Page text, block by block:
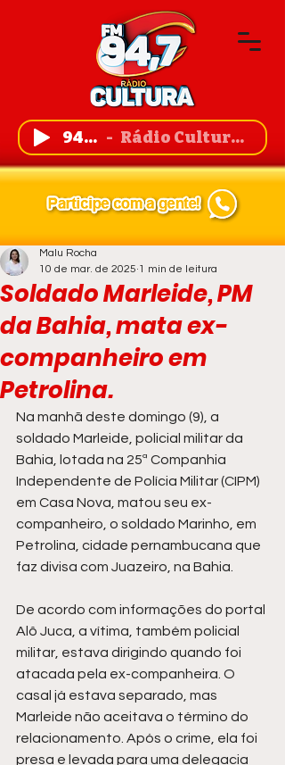
94,7 FM Rádio Cultura de Guanambi
Soldado Marleide, PM
da Bahia, mata ex-
companheiro em
Petrolina.
Malu Rocha
10 de mar. de 2025 1 min de leitura
Na manhã deste domingo (9), a
soldado Marleide, policial militar da
Bahia, lotada na 25ª Companhia
Independente de Polícia Militar (CIPM)
em Casa Nova, matou seu ex-
companheiro, o soldado Marinho, em
Petrolina, cidade pernambucana que
faz divisa com Juazeiro, na Bahia.
De acordo com informações do portal
Alô Juca, a vítima, também policial
militar, estava dirigindo quando foi
atacada pela ex-companheira. O
casal já estava separado, mas
Marleide não aceitava o término do
relacionamento. Após o crime, ela foi
presa e levada para uma delegacia